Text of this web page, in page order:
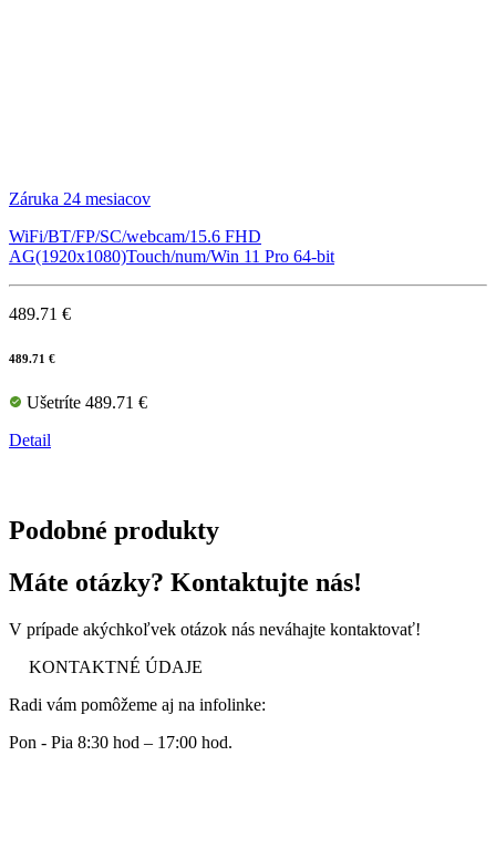
Záruka 24 mesiacov
WiFi/BT/FP/SC/webcam/15.6 FHD
AG(1920x1080)Touch/num/Win 11 Pro 64-bit
489.71 €
489.71 €
Ušetríte 489.71 €
Detail
Podobné produkty
Máte otázky? Kontaktujte nás!
V prípade akýchkoľvek otázok nás neváhajte kontaktovať!
KONTAKTNÉ ÚDAJE
Radi vám pomôžeme aj na infolinke:
Pon - Pia 8:30 hod – 17:00 hod.